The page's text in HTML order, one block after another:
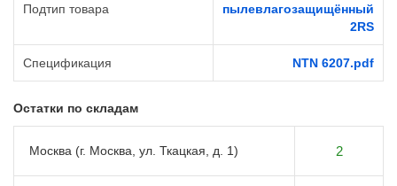
Подтип товара
пылевлагозащищённый
2RS
Спецификация NTN 6207.pdf
Остатки по складам
Москва (г. Москва, ул. Ткацкая, д. 1) 2